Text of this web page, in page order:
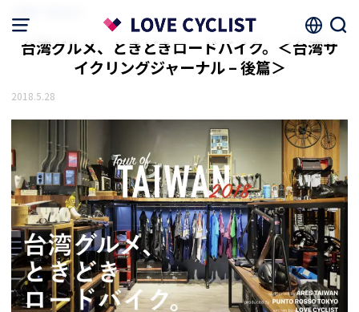
台湾グルメ、ときどきロードバイク。＜台湾サ
イクリングジャーナル – 後篇＞
2018.5.28